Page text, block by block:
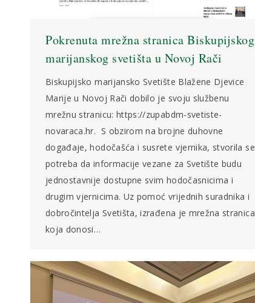
Pokrenuta mrežna stranica Biskupijskog
marijanskog svetišta u Novoj Rači
Biskupijsko marijansko Svetište Blažene Djevice
Marije u Novoj Rači dobilo je svoju službenu
mrežnu stranicu: https://zupabdm-svetiste-
novaraca.hr. S obzirom na brojne duhovne
događaje, hodočašća i susrete vjernika, stvorila se
potreba da informacije vezane za Svetište budu
jednostavnije dostupne svim hodočasnicima i
drugim vjernicima. Uz pomoć vrijednih suradnika i
dobročintelja Svetišta, izrađena je mrežna stranica
koja donosi…